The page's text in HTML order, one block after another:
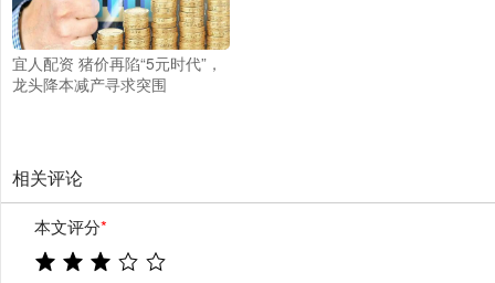
宜人配资 猪价再陷“5元时代”，
龙头降本减产寻求突围
相关评论
本文评分*